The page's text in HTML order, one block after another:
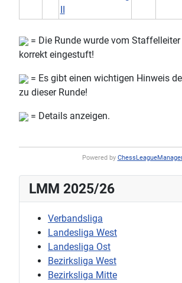
= Die Runde wurde vom
korrekt eingestuft!
= Es gibt einen wichtigen Hinweis
zu dieser Runde!
= Details anzeigen.
Powered by
LMM 2025/26
Verbandsliga
Landesliga West
Landesliga Ost
Bezirksliga West
Bezirksliga Mitte